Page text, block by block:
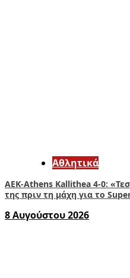
Αθλητικά
ΑΕΚ-Athens Kallithea 4-0:
της πριν τη μάχη για το
8 Αυγούστου 2026